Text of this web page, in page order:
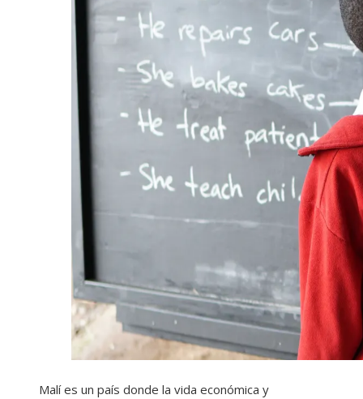
Malí es un país donde la vida económica y